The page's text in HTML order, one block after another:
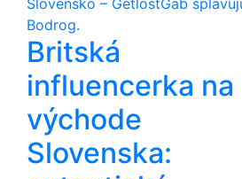
Britská
influencerka na
východe
Slovenska: